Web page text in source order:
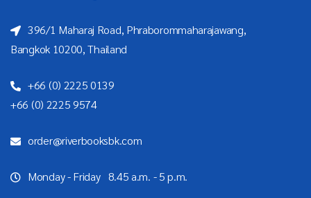
396/1 Maharaj Road, Phraborommaharajawang,
Bangkok 10200, Thailand
+66 (0) 2225 0139
+66 (0) 2225 9574
order@riverbooksbk.com
Monday - Friday 8.45 a.m. - 5 p.m.